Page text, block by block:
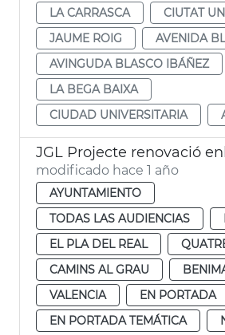
LA CARRASCA
CIUTAT
JAUME ROIG
AVENIDA
AVINGUDA BLASCO IBÁÑEZ
LA BEGA BAIXA
CIUDAD UNIVERSITARIA
modificado hace 1 año
AYUNTAMIENTO
TODAS LAS AUDIENCIAS
EL PLA DEL REAL
CAMINS AL GRAU
VALENCIA
EN PORTADA
EN PORTADA TEMÁTICA